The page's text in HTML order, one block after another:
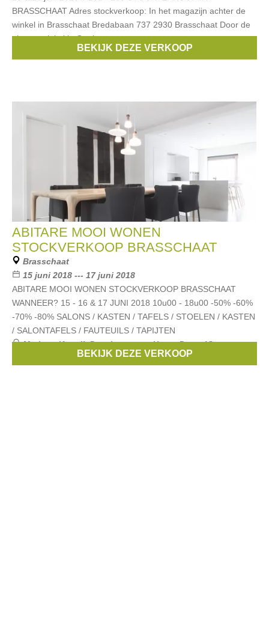
BRASSCHAAT Adres stockverkoop: In het magazijn achter de
winkel in Brasschaat Bredabaan 737 2930 Brasschaat Door de
nieuwe winkel in Geel
Kartell,Henry Dean, Hay,Ethnicraft
BEKIJK DEZE VERKOOP
ABITARE MOOI WONEN
STOCKVERKOOP BRASSCHAAT
Brasschaat
15 juni 2018 --- 17 juni 2018
ABITARE MOOI WONEN STOCKVERKOOP BRASSCHAAT
WANNEER? 15 - 16 & 17 JUNI 2018 10u00 - 18u00 -50% -60%
-70% -80% SALONS / KASTEN / TAFELS / STOELEN / KASTEN
/ SALONTAFELS / FAUTEUILS / TAPIJTEN
Merken:Kartell,Desalto,serax,Henry Dean,Vincent
BEKIJK DEZE VERKOOP